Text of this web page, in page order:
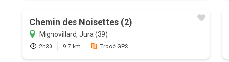
Chemin des Noisettes (2)
Mignovillard, Jura (39)
2h30 9.7 km Tracé GPS